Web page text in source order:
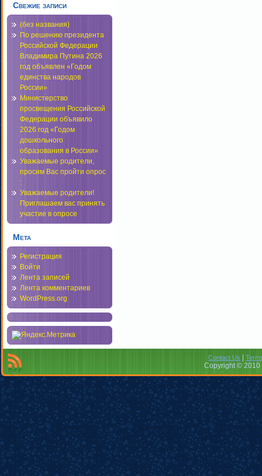
Свежие записи
(без названия)
По решению президента
Российской Федерации
Владимира Путина 2026
год объявлен «Годом
единства народов
России»
Министерство
просвещения Российской
Федерации объявило
2026 год «Годом
дошкольного
образования в России»
Уважаемые родители,
просим Вас пройти опрос
:
Уважаемые родители!
Приглашаем вас принять
участие в опросе
Мета
Регистрация
Войти
Лента записей
Лента комментариев
WordPress.org
Contact Us
Copyright ©